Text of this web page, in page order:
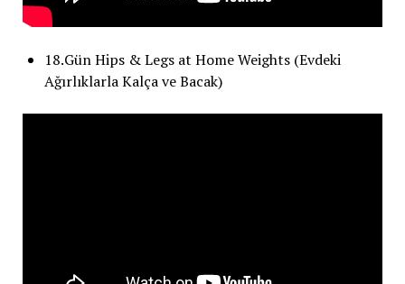
18.Gün Hips & Legs at Home Weights (Evdeki
Ağırlıklarla Kalça ve Bacak)